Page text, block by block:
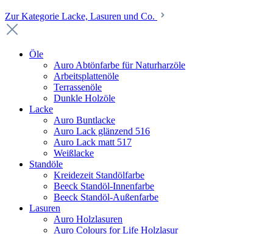
Zur Kategorie Lacke, Lasuren und Co.
Öle
Auro Abtönfarbe für Naturharzöle
Arbeitsplattenöle
Terrassenöle
Dunkle Holzöle
Lacke
Auro Buntlacke
Auro Lack glänzend 516
Auro Lack matt 517
Weißlacke
Standöle
Kreidezeit Standölfarbe
Beeck Standöl-Innenfarbe
Beeck Standöl-Außenfarbe
Lasuren
Auro Holzlasuren
Auro Colours for Life Holzlasur